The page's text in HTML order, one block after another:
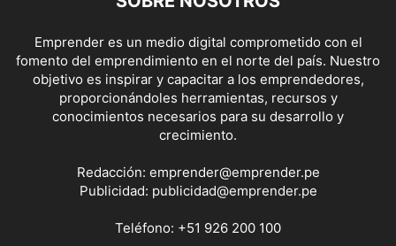
Emprender es un medio digital comprometido con el
fomento del emprendimiento en el norte del país. Nuestro
objetivo es inspirar y capacitar a los emprendedores,
proporcionándoles herramientas, recursos y
conocimientos necesarios para su desarrollo y
crecimiento.
Redacción: emprender@emprender.pe
Publicidad: publicidad@emprender.pe
Teléfono: +51 926 200 100